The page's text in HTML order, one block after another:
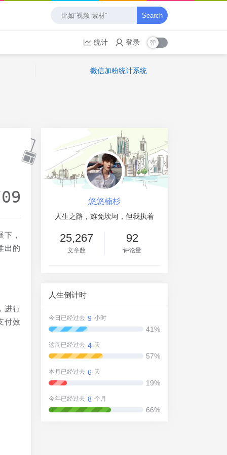
Search
统计 登录
微信加粉统计系统
，
出的
进行
付效
悠悠楠杉
人生之路，难免坎坷，但我执着
25,267
文章数
92
评论量
人生倒计时
今日已经过去 9 小时
41%
这周已经过去 4 天
57%
本月已经过去 6 天
19%
今年已经过去 8 个月
66%